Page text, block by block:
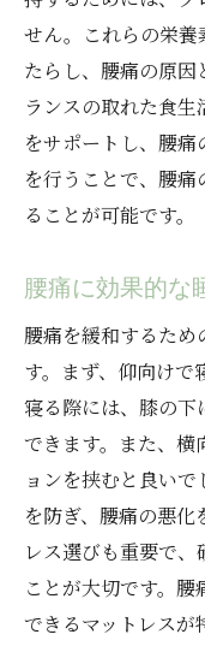
せん。これらの栄養
たらし、腰痛の原
ランスの取れた食
をサポートし、腰
を行うことで、腰
ることが可能です。
腰痛に効果的な
腰痛を緩和するた
す。まず、仰向けで
寝る際には、膝の
できます。また、横
ョンを挟むと良い
を防ぎ、腰痛の悪化
レス選びも重要で
ことが大切です。
できるマットレスが